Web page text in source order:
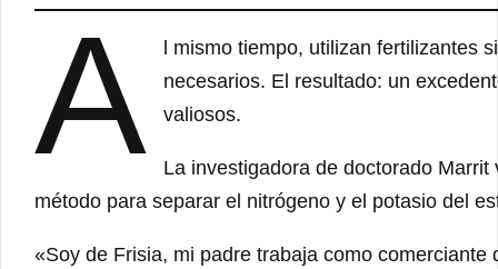
A
l mismo tiempo, utilizan fertilizantes
necesarios. El resultado: un
valiosos.
La investigadora de doctorado
método para separar el nitrógeno y el potasio del
«Soy de Frisia, mi padre trabaja como